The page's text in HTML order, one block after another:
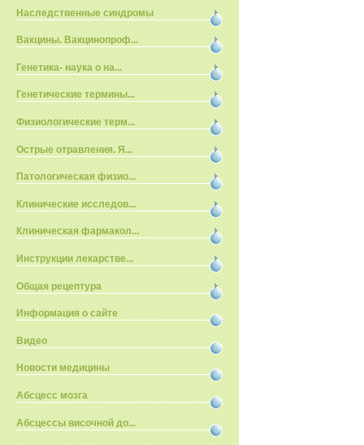
Наследственные синдромы
Вакцины. Вакцинопроф...
Генетика- наука о на...
Генетические термины...
Физиологические терм...
Острые отравления. Я...
Патологическая физио...
Клинические исследов...
Клиническая фармакол...
Инструкции лекарстве...
Общая рецептура
Информация о сайте
Видео
Новости медицины
Абсцесс мозга
Абсцессы височной до...